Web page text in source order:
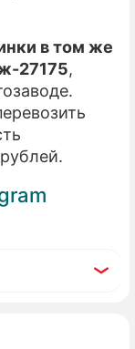
в том же
27175,